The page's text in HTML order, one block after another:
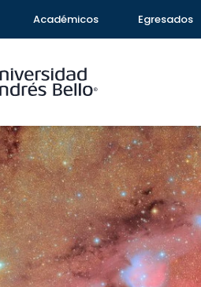
Académicos Egresados